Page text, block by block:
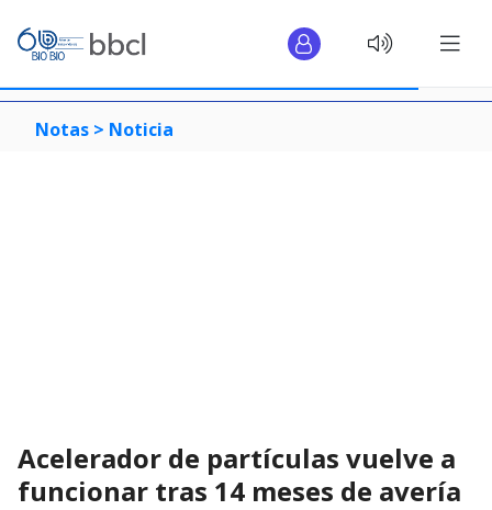
Notas > Noticia
Acelerador de partículas vuelve a
funcionar tras 14 meses de avería